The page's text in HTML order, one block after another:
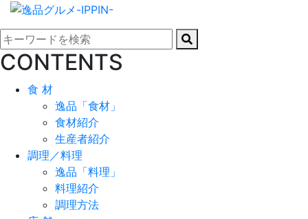
CONTENTS
食 材
逸品「食材」
食材紹介
生産者紹介
調理／料理
逸品「料理」
料理紹介
調理方法